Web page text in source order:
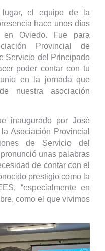
lugar, el equipo de la
hace unos días
Oviedo. Fue para
Provincial de
Servicio del Principado
poder contar con tu
en la jornada que
nuestra asociación
inaugurado por José
Asociación Provincial
de Servicio del
unas palabras
de contar con el
prestigio como la
“especialmente en
como el que vivimos